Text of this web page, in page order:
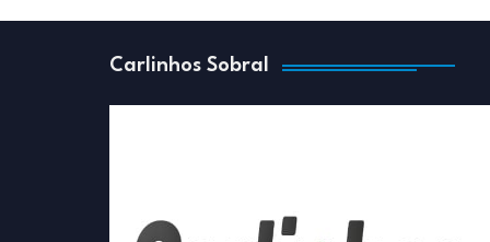
Carlinhos Sobral